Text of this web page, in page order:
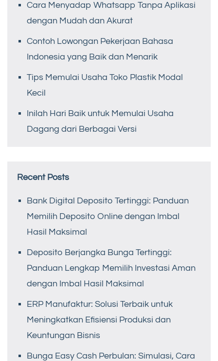
Cara Menyadap Whatsapp Tanpa Aplikasi
dengan Mudah dan Akurat
Contoh Lowongan Pekerjaan Bahasa
Indonesia yang Baik dan Menarik
Tips Memulai Usaha Toko Plastik Modal
Kecil
Inilah Hari Baik untuk Memulai Usaha
Dagang dari Berbagai Versi
Recent Posts
Bank Digital Deposito Tertinggi: Panduan
Memilih Deposito Online dengan Imbal
Hasil Maksimal
Deposito Berjangka Bunga Tertinggi:
Panduan Lengkap Memilih Investasi Aman
dengan Imbal Hasil Maksimal
ERP Manufaktur: Solusi Terbaik untuk
Meningkatkan Efisiensi Produksi dan
Keuntungan Bisnis
Bunga Easy Cash Perbulan: Simulasi, Cara